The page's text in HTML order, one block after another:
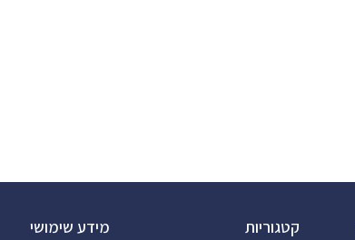
קטגוריות
מידע שימושי